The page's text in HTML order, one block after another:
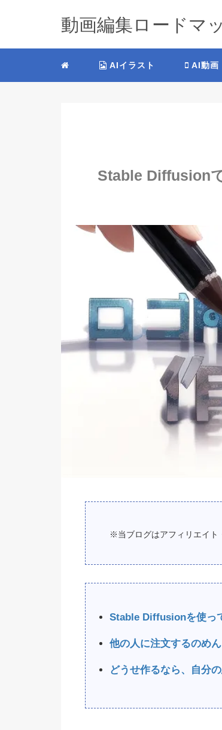
動画編集ロードマ
AIイラスト AI動画
Stable Diffusion
※当ブログはアフィリエイト
Stable Diffusionを使っ
他の人に注文するのめ
どうせ作るなら、自分